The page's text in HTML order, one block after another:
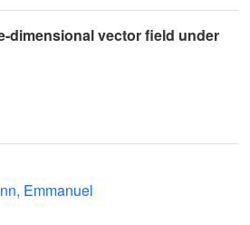
dimensional vector field under
Emmanuel